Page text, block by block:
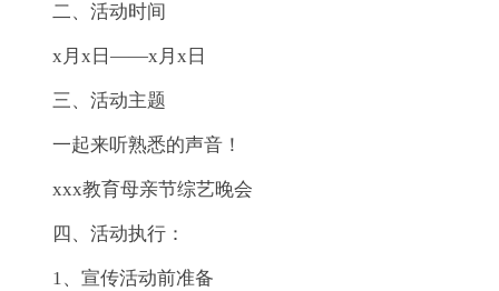
二、活动时间
x月x日——x月x日
三、活动主题
一起来听熟悉的声音！
xxx教育母亲节综艺晚会
四、活动执行：
1、宣传活动前准备